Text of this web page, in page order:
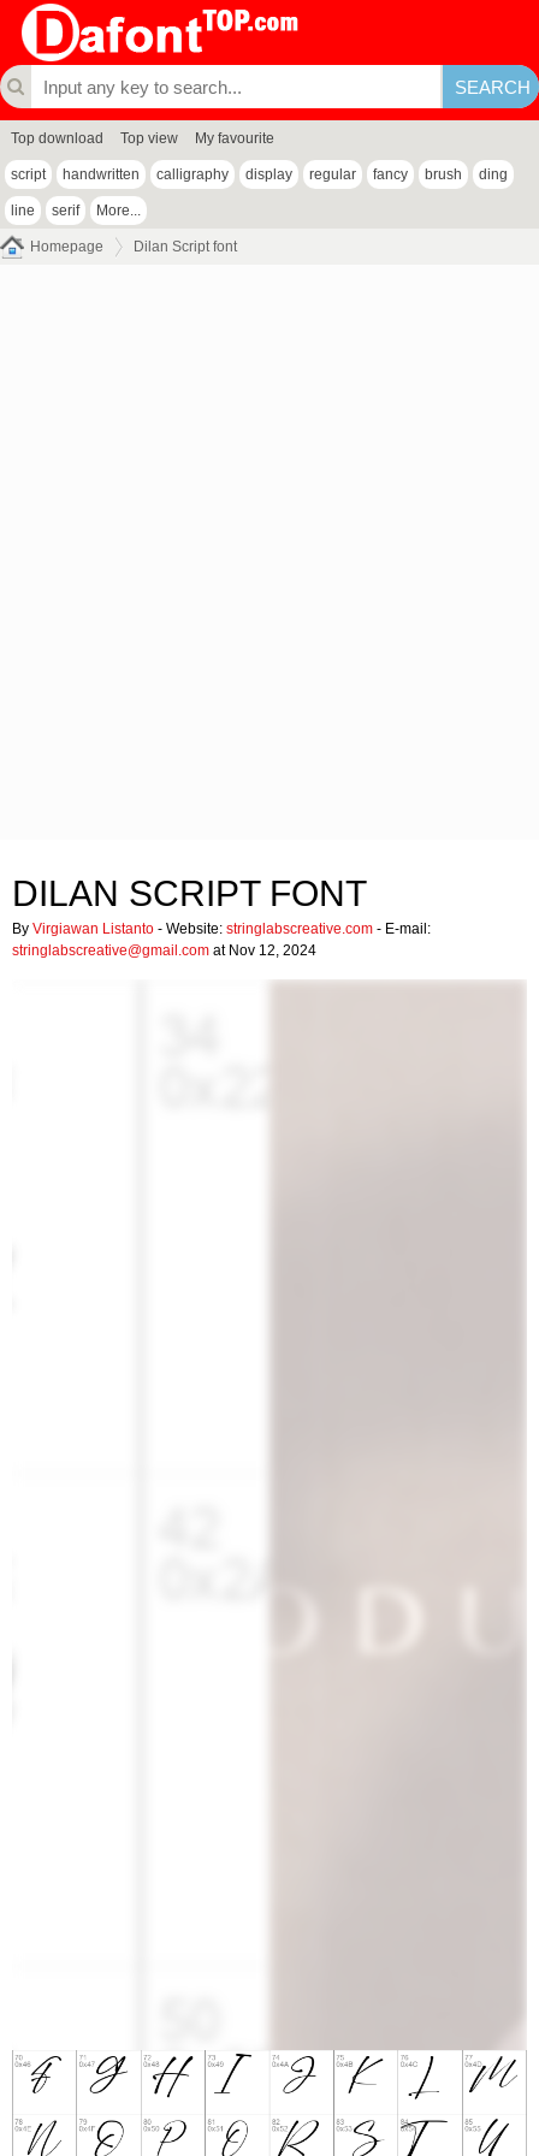
Top download Top view My favourite
script handwritten calligraphy display regular fancy brush ding
line serif More...
Homepage Dilan Script font
DILAN SCRIPT FONT
By Virgiawan Listanto - Website: stringlabscreative.com - E-mail:
stringlabscreative@gmail.com at Nov 12, 2024